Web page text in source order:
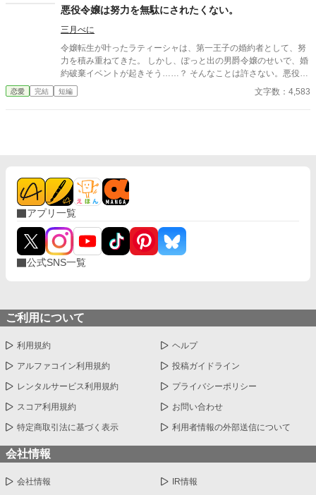
れていた。 そっちがそのつもりならまぁ仕方ない、と割り切る
私。だけど学園生活を過ごすうちに少しずつ二人の関係が変わり
はじめ…… ※※ファンタジーなご都合主義の世界観でお送りする
学園もののお話です。史実に照らし合わせたりすると「？？」と
なりますので、どうぞ広い心でお読みくださいませ。 ※※大した
ざまぁはない予定です。気持ちがすれ違ってしまっている二人の
います。
悪役令嬢は努力を無駄にされたくない。
三月べに
令嬢転生が叶ったラティーシャは、第一王子の婚約者として、努
力を積み重ねてきた。 しかし、ぽっと出の男爵令嬢のせいで、婚
約破棄イベントが起きそう……？ そんなことは許さない。悪役令
嬢は微笑む。努力を無駄にはさせない。
恋愛 完結 短編 文字数：4,583
アプリ一覧
公式SNS一覧
ご利用について
利用規約 ヘルプ
アルファコイン利用規約 投稿ガイドライン
レンタルサービス利用規約 プライバシーポリシー
スコア利用規約 お問い合わせ
特定商取引法に基づく表示 利用者情報の外部送信について
会社情報
会社情報 IR情報